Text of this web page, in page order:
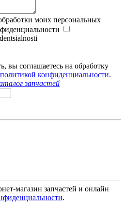
моих персональных
вы соглашаетесь на обработку
политикой конфиденциальности.
запчастей
магазин запчастей и онлайн
.